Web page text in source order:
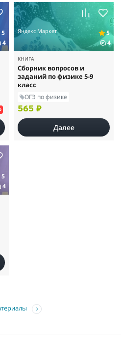
5
4
Яндекс Маркет
5
4
КНИГА
Сборник вопросов и
заданий по физике 5-9
класс
ОГЭ по физике
565 ₽
Далее
5
4